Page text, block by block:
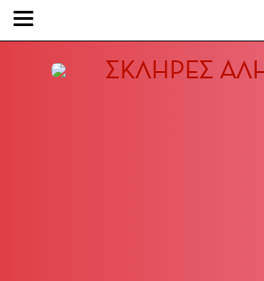
ΣΚΛΗΡΕΣ